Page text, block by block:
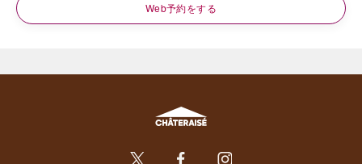
Web予約をする